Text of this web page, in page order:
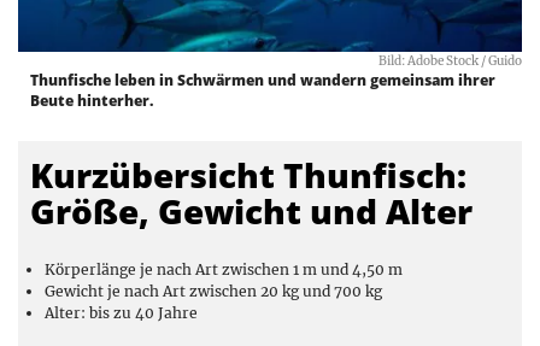
Bild: Adobe Stock / Guido
Thunfische leben in Schwärmen und wandern gemeinsam ihrer
Beute hinterher.
Kurzübersicht Thunfisch:
Größe, Gewicht und Alter
Körperlänge je nach Art zwischen 1 m und 4,50 m
Gewicht je nach Art zwischen 20 kg und 700 kg
Alter: bis zu 40 Jahre